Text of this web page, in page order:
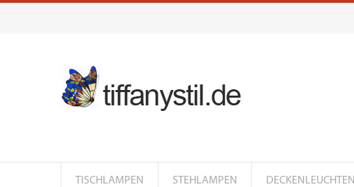
TISCHLAMPEN STEHLAMPEN DECKENLEUCHTEN